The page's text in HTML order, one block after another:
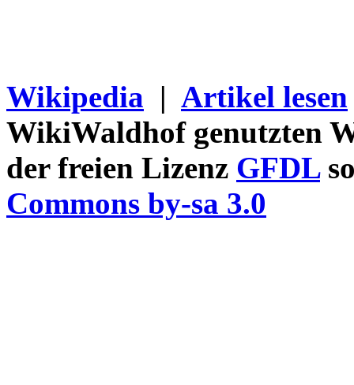
Wikipedia | Artikel lesen
WikiWaldhof genutzten
der freien Lizenz GFDL
Commons by-sa 3.0